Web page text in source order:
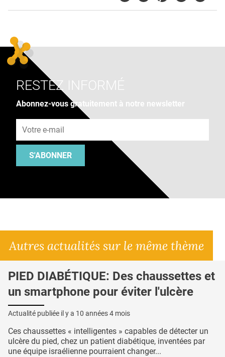
RESTEZ INFORMÉ
Abonnez-vous gratuitement à notre newsletter
S'ABONNER
Autres actualités sur le même thème
PIED DIABÉTIQUE: Des chaussettes et
un smartphone pour éviter l'ulcère
Actualité publiée il y a 10 années 4 mois
Ces chaussettes « intelligentes » capables de détecter un
ulcère du pied, chez un patient diabétique, inventées par
une équipe israélienne pourraient changer...